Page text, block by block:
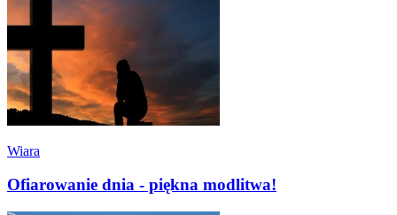
Wiara
Ofiarowanie dnia - piękna modlitwa!